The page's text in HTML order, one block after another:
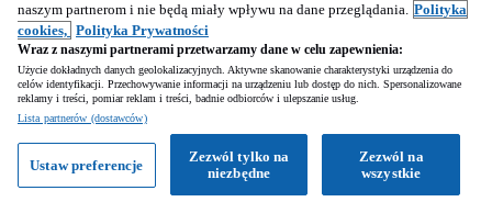
Katowice (Śląskie)
Firma • Podbite
Zobacz ogłoszenia
Hyundai WARO Rozdzieńskiego
Naprawa samochodów Szybka naprawa
naszym partnerom i nie będą miały wpływu na dane przeglądania. Polityka
cookies, Polityka Prywatności
Wraz z naszymi partnerami przetwarzamy dane w celu zapewnienia:
Użycie dokładnych danych geolokalizacyjnych. Aktywne skanowanie charakterystyki urządzenia do
celów identyfikacji. Przechowywanie informacji na urządzeniu lub dostęp do nich. Spersonalizowane
reklamy i treści, pomiar reklam i treści, badnie odbiorców i ulepszanie usług.
Lista partnerów (dostawców)
Zezwól na
wszystkie
Zezwól tylko na
niezbędne
Ustaw preferencje